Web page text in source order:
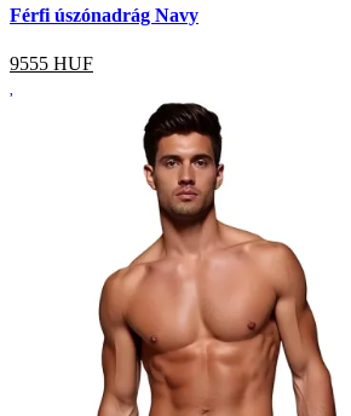
Férfi úszónadrág Navy
9555 HUF